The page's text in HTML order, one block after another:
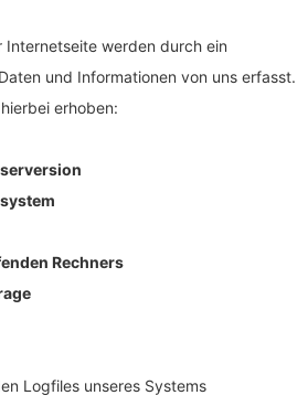
Internetseite werden durch ein
und Informationen von uns erfasst.
erhoben:
Rechners
Logfiles unseres Systems